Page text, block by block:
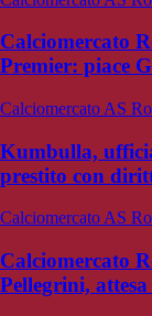
Calciomercato
Premier: piace
Calciomercato AS
Kumbulla,
prestito con
Calciomercato AS
Calciomercato
Pellegrini,